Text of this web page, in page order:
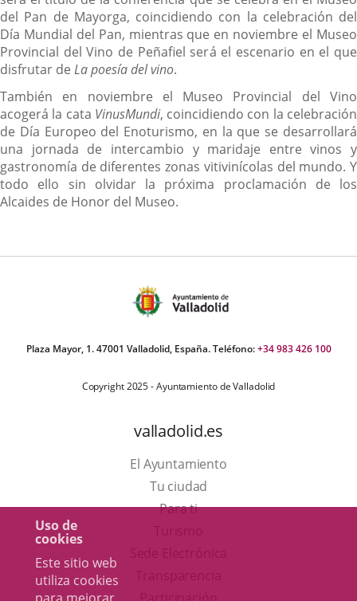
Uso de
cookies
Este sitio web
utiliza cookies
del Pan de Mayorga, coincidiendo con la celebración del
Día Mundial del Pan, mientras que en noviembre el Museo
Provincial del Vino de Peñafiel será el escenario en el que
disfrutar de La poesía del vino.
También en noviembre el Museo Provincial del Vino
acogerá la cata VinusMundi, coincidiendo con la celebración
de Día Europeo del Enoturismo, en la que se desarrollará
una jornada de intercambio y maridaje entre vinos y
gastronomía de diferentes zonas vitivinícolas del mundo. Y
todo ello sin olvidar la próxima proclamación de los
Alcaides de Honor del Museo.
Plaza Mayor, 1. 47001 Valladolid, España. Teléfono:+34 983 426 100
Copyright 2025 - Ayuntamiento de Valladolid
valladolid.es
El Ayuntamiento
Tu ciudad
Para ti